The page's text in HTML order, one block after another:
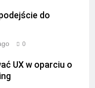
do
0
UX w oparciu o